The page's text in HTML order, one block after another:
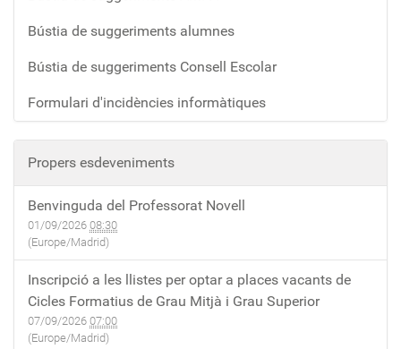
Bústia de suggeriments alumnes
Bústia de suggeriments Consell Escolar
Formulari d'incidències informàtiques
Propers esdeveniments
Benvinguda del Professorat Novell
01/09/2026 08:30
(Europe/Madrid)
Inscripció a les llistes per optar a places vacants de
Cicles Formatius de Grau Mitjà i Grau Superior
07/09/2026 07:00
(Europe/Madrid)